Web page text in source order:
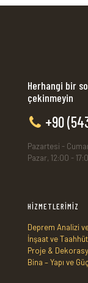
Herhangi bir
çekinmeyin
+90
Pazartesi -
Pazar, 12:00 -
HİZMETLERİMİZ
Deprem Analizi
İnşaat ve
Proje &
Bina – Yapı ve